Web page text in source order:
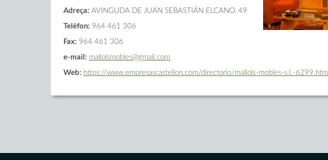
Adreça: AVINGUDA DE JUAN SEBASTIÁN ELCANO, 49
Telèfon: 964 461 306
Fax: 964 461 306
e-mail: mallolsmobles@gmail.com
Web: https://www.empresascastellon.com/directorio/mallols-mobles-s.l.-6299.html